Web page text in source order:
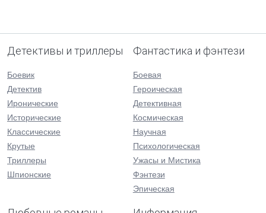
Детективы и триллеры
Боевик
Детектив
Иронические
Исторические
Классические
Крутые
Триллеры
Шпионские
Фантастика и фэнтези
Боевая
Героическая
Детективная
Космическая
Научная
Психологическая
Ужасы и Мистика
Фэнтези
Эпическая